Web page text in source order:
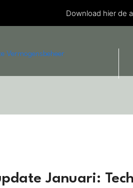
Download hier de
Januari: